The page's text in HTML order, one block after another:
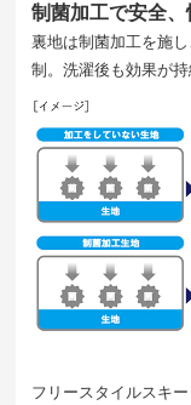
制菌加工で安全、
裏地は制菌加工を施
制。洗濯後も効果が
フリースタイルスキ